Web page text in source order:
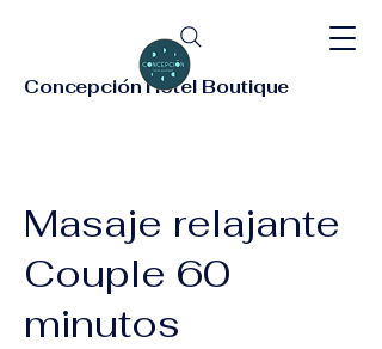
Concepción Hotel Boutique
Masaje relajante
Couple 60
minutos